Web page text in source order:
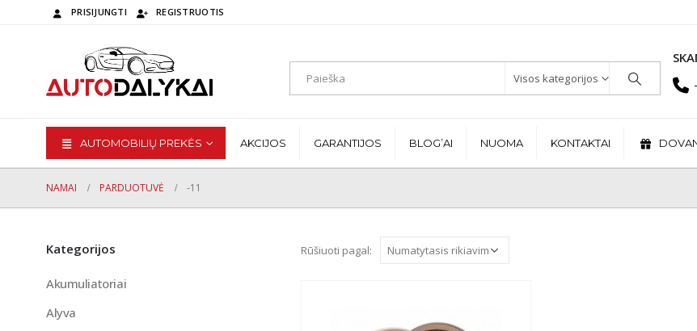
PRISIJUNGTI REGISTRUOTIS
Visos kategorijos
AUTOMOBILIŲ PREKĖS AKCIJOS GARANTIJOS BLOG’AI NUOMA KONTAKTAI
NAMAI PARDUOTUVĖ -11
Rūšiuoti pagal:
Kategorijos
Akumuliatoriai
Alyva